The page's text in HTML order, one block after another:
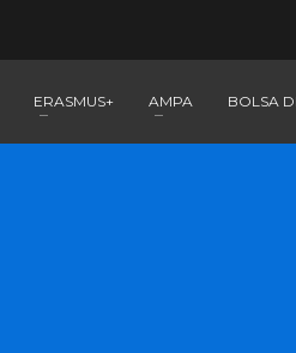
ERASMUS+ AMPA BOLSA